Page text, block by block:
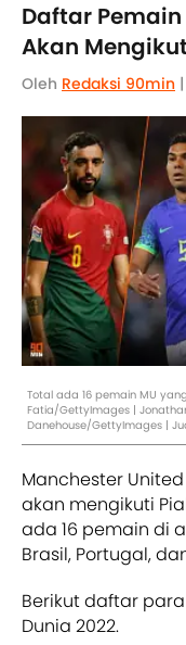
Daftar
Akan
Oleh Redaksi 90min
Total ada 16 pemain MU
Fatia/GettyImages |
Danehouse/GettyImages |
Manchester
akan mengikuti
ada 16 pemain di
Brasil, Portugal,
Berikut daftar
Dunia 2022.